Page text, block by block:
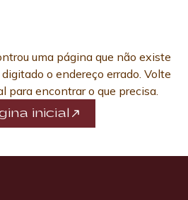
uma página que não existe
o endereço errado. Volte
para encontrar o que precisa.
inicial